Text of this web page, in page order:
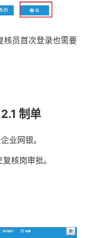
核员首次登录也需要
制单
业网银。
核岗审批。